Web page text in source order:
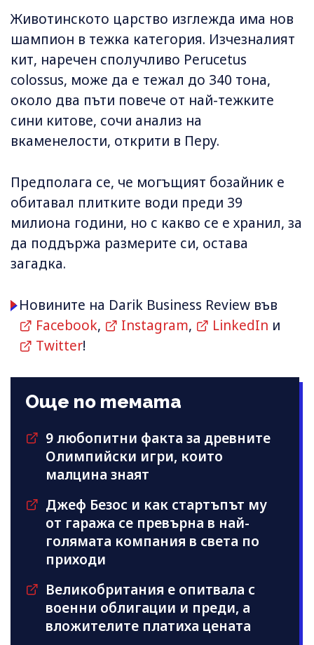
Животинското царство изглежда има нов
шампион в тежка категория. Изчезналият
кит, наречен сполучливо Perucetus
colossus, може да е тежал до 340 тона,
около два пъти повече от най-тежките
сини китове, сочи анализ на
вкаменелости, открити в Перу.
Предполага се, че могъщият бозайник е
обитавал плитките води преди 39
милиона години, но с какво се е хранил, за
да поддържа размерите си, остава
загадка.
Новините на Darik Business Review във
Facebook, Instagram, LinkedIn и
Twitter!
Още по темата
9 любопитни факта за древните
Олимпийски игри, които
малцина знаят
Джеф Безос и как стартъпът му
от гаража се превърна в най-
голямата компания в света по
приходи
Великобритания е опитвала с
военни облигации и преди, а
вложителите платиха цената